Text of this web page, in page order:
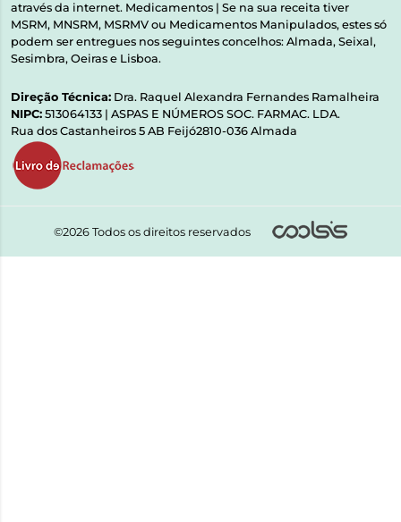
através da internet. Medicamentos | Se na sua receita tiver
MSRM, MNSRM, MSRMV ou Medicamentos Manipulados, estes só
podem ser entregues nos seguintes concelhos: Almada, Seixal,
Sesimbra, Oeiras e Lisboa.
Direção Técnica: Dra. Raquel Alexandra Fernandes Ramalheira
NIPC: 513064133 | ASPAS E NÚMEROS SOC. FARMAC. LDA.
Rua dos Castanheiros 5 AB Feijó2810-036 Almada
©2026 Todos os direitos reservados